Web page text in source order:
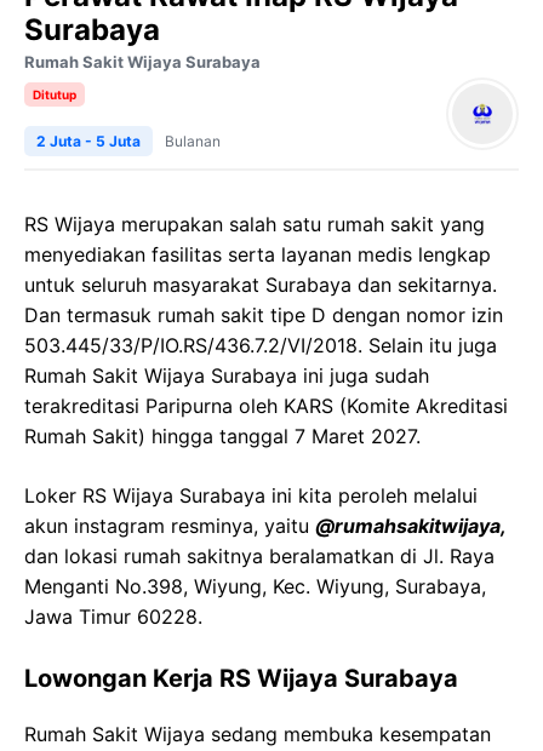
Surabaya
Rumah Sakit Wijaya Surabaya
Ditutup
2 Juta - 5 Juta Bulanan
RS Wijaya merupakan salah satu rumah sakit yang
menyediakan fasilitas serta layanan medis lengkap
untuk seluruh masyarakat Surabaya dan sekitarnya.
Dan termasuk rumah sakit tipe D dengan nomor izin
503.445/33/P/IO.RS/436.7.2/VI/2018. Selain itu juga
Rumah Sakit Wijaya Surabaya ini juga sudah
terakreditasi Paripurna oleh KARS (Komite Akreditasi
Rumah Sakit) hingga tanggal 7 Maret 2027.
Loker RS Wijaya Surabaya ini kita peroleh melalui
akun instagram resminya, yaitu @rumahsakitwijaya,
dan lokasi rumah sakitnya beralamatkan di Jl. Raya
Menganti No.398, Wiyung, Kec. Wiyung, Surabaya,
Jawa Timur 60228.
Lowongan Kerja RS Wijaya Surabaya
Rumah Sakit Wijaya sedang membuka kesempatan